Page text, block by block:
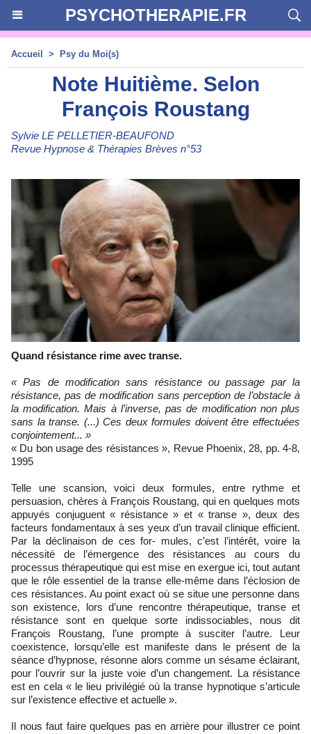
PSYCHOTHERAPIE.FR
Accueil > Psy du Moi(s)
Note Huitième. Selon
François Roustang
Sylvie LE PELLETIER-BEAUFOND
Revue Hypnose & Thérapies Brèves n°53
Quand résistance rime avec transe.
« Pas de modification sans résistance ou passage par la
résistance, pas de modification sans perception de l’obstacle à
la modification. Mais à l’inverse, pas de modification non plus
sans la transe. (...) Ces deux formules doivent être effectuées
conjointement... »
« Du bon usage des résistances », Revue Phoenix, 28, pp. 4-8,
1995
Telle une scansion, voici deux formules, entre rythme et
persuasion, chères à François Roustang, qui en quelques mots
appuyés conjuguent « résistance » et « transe », deux des
facteurs fondamentaux à ses yeux d’un travail clinique efficient.
Par la déclinaison de ces for- mules, c’est l’intérêt, voire la
nécessité de l’émergence des résistances au cours du
processus thérapeutique qui est mise en exergue ici, tout autant
que le rôle essentiel de la transe elle-même dans l’éclosion de
ces résistances. Au point exact où se situe une personne dans
son existence, lors d’une rencontre thérapeutique, transe et
résistance sont en quelque sorte indissociables, nous dit
François Roustang, l’une prompte à susciter l’autre. Leur
coexistence, lorsqu’elle est manifeste dans le présent de la
séance d’hypnose, résonne alors comme un sésame éclairant,
pour l’ouvrir sur la juste voie d’un changement. La résistance
est en cela « le lieu privilégié où la transe hypnotique s’articule
sur l’existence effective et actuelle ».
Il nous faut faire quelques pas en arrière pour illustrer ce point